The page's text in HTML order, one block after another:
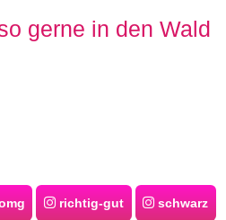
gerne in den Wald
richtig-gut schwarz